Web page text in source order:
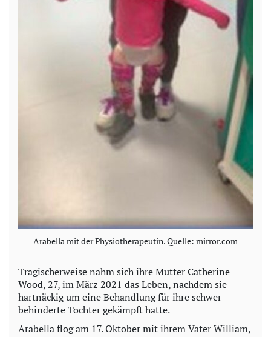
Arabella mit der Physiotherapeutin. Quelle: mirror.com
Tragischerweise nahm sich ihre Mutter Catherine
Wood, 27, im März 2021 das Leben, nachdem sie
hartnäckig um eine Behandlung für ihre schwer
behinderte Tochter gekämpft hatte.
Arabella flog am 17. Oktober mit ihrem Vater William,